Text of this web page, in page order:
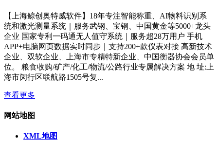
【上海鲸创奥特威软件】18年专注智能称重、AI物料识别系
统和激光测量系统｜服务武钢、宝钢、中国黄金等5000+龙头
企业 国家专利一码通无人值守系统｜服务超28万用户 手机
APP+电脑网页数据实时同步｜支持200+款仪表对接 高新技术
企业、双软企业、上海市专精特新企业、中国衡器协会会员单
位。 粮食收购/矿产/化工/物流/公路行业专属解决方案 地 址:上
海市闵行区联航路1505号复...
查看更多
网站地图
XML地图